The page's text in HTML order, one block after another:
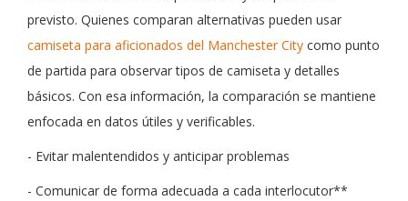
previsto. Quienes comparan alternativas pueden usar
camiseta para aficionados del Manchester City como punto
de partida para observar tipos de camiseta y detalles
básicos. Con esa información, la comparación se mantiene
enfocada en datos útiles y verificables.
- Evitar malentendidos y anticipar problemas
- Comunicar de forma adecuada a cada interlocutor**